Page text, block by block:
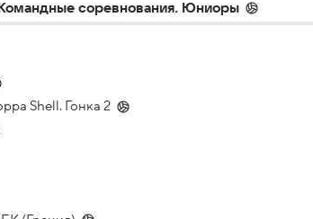
соревнования. Юниоры
Shell. Гонка 2